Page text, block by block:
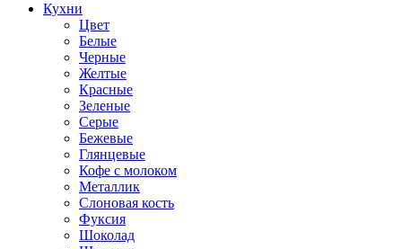
Кухни
Цвет
Белые
Черные
Желтые
Красные
Зеленые
Серые
Бежевые
Глянцевые
Кофе с молоком
Металлик
Слоновая кость
Фуксия
Шоколад